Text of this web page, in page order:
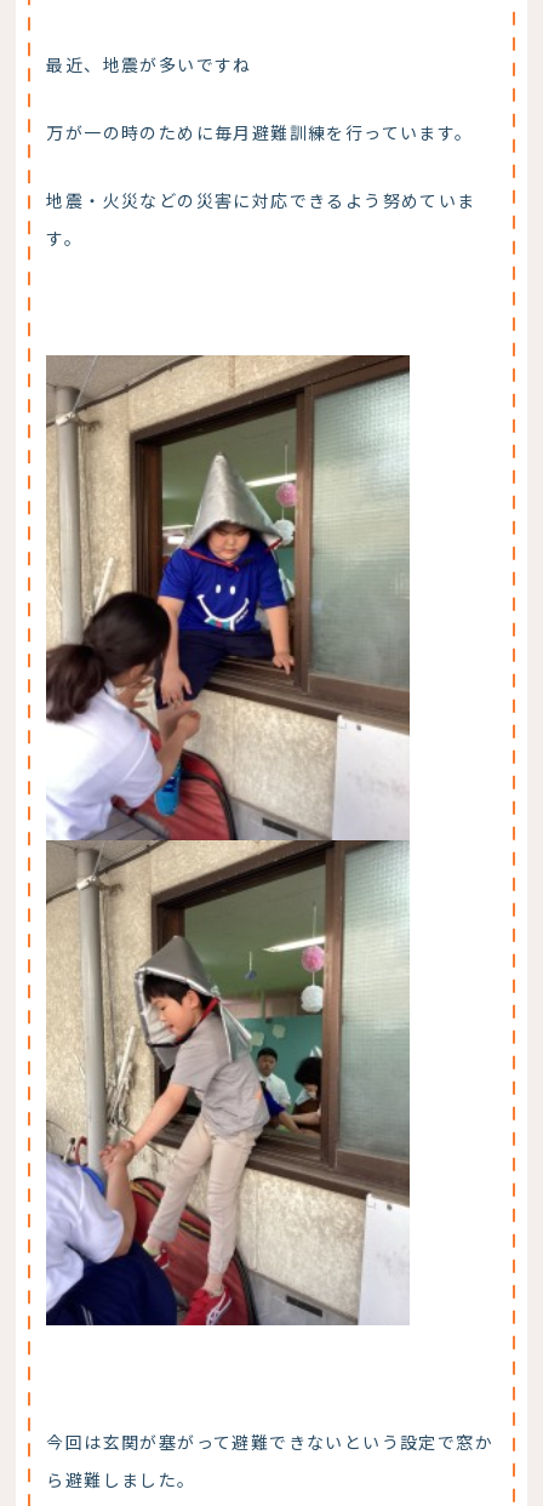
最近、地震が多いですね
万が一の時のために毎月避難訓練を行っています。
地震・火災などの災害に対応できるよう努めていま
す。
今回は玄関が塞がって避難できないという設定で窓か
ら避難しました。